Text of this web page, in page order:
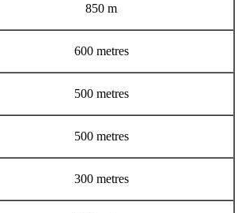
850 m
600 metres
500 metres
500 metres
300 metres